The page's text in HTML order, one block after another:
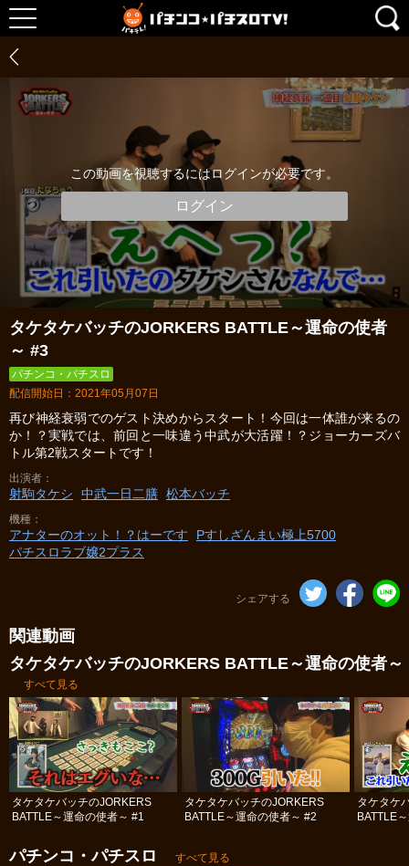
この動画を視聴するにはログインが必要です。
ログイン
タケタケバッチのJORKERS BATTLE～運命の使者
～ #3
パチンコ・パチスロ
配信開始日：2021年05月07日
再び神経衰弱でのゲスト決めからスタート！今回は一体誰が来るの
か！？実戦では、前回と一味違う中武が大活躍！？ジョーカーズバ
トル第2戦スタートです！
出演者
射駒タケシ 中武一日二膳 松本バッチ
機種
アナターのオット！？はーです
Pすしざんまい極上5700
パチスロラブ嬢2プラス
シェアする
関連動画
タケタケバッチのJORKERS BATTLE～運命の使者～
すべて見る
タケタケバッチのJORKERS
BATTLE～運命の使者～ #1
タケタケバッチのJORKERS
BATTLE～運命の使者～ #2
タケタケ
BATTLE
パチンコ・パチスロ すべて見る